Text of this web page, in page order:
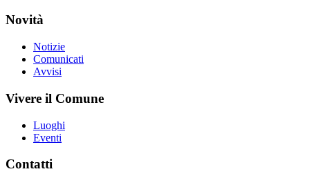
Novità
Notizie
Comunicati
Avvisi
Vivere il Comune
Luoghi
Eventi
Contatti